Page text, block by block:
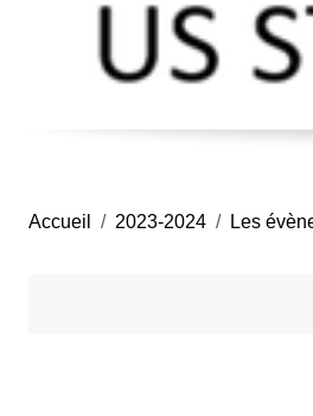
Accueil 2023-2024 Les